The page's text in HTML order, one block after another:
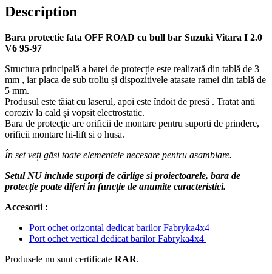
Description
Bara protectie fata OFF ROAD cu bull bar Suzuki Vitara I 2.0
V6 95-97
Structura principală a barei de protecție este realizată din tablă de 3
mm , iar placa de sub troliu și dispozitivele atașate ramei din tablă de
5 mm.
Produsul este tăiat cu laserul, apoi este îndoit de presă . Tratat anti
coroziv la cald și vopsit electrostatic.
Bara de protecție are orificii de montare pentru suporti de prindere,
orificii montare hi-lift si o husa.
În set veți găsi toate elementele necesare pentru asamblare.
Setul NU include suporți de cârlige si proiectoarele, bara de
protecție poate diferi în funcție de anumite caracteristici.
Accesorii :
Port ochet orizontal dedicat barilor Fabryka4x4
Port ochet vertical dedicat barilor Fabryka4x4
Produsele nu sunt certificate RAR.